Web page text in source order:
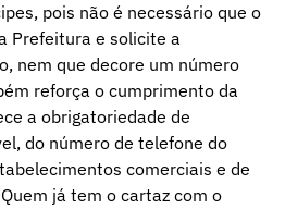
pois não é necessário que o
Prefeitura e solicite a
nem que decore um número
reforça o cumprimento da
a obrigatoriedade de
do número de telefone do
comerciais e de
já tem o cartaz com o